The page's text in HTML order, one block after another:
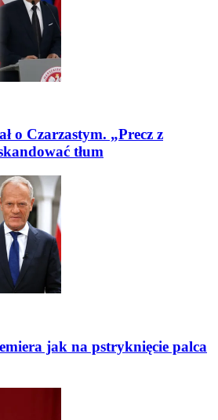
o Czarzastym. „Precz z
tłum
jak na pstryknięcie palca